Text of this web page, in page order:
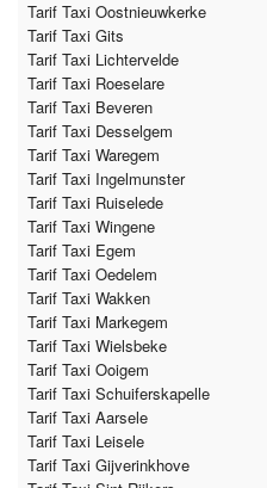
Tarif Taxi Oostnieuwkerke
Tarif Taxi Gits
Tarif Taxi Lichtervelde
Tarif Taxi Roeselare
Tarif Taxi Beveren
Tarif Taxi Desselgem
Tarif Taxi Waregem
Tarif Taxi Ingelmunster
Tarif Taxi Ruiselede
Tarif Taxi Wingene
Tarif Taxi Egem
Tarif Taxi Oedelem
Tarif Taxi Wakken
Tarif Taxi Markegem
Tarif Taxi Wielsbeke
Tarif Taxi Ooigem
Tarif Taxi Schuiferskapelle
Tarif Taxi Aarsele
Tarif Taxi Leisele
Tarif Taxi Gijverinkhove